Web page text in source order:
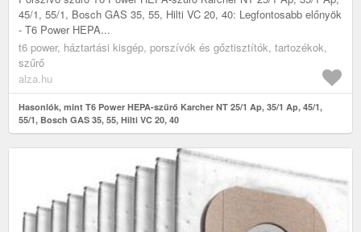
45/1, 55/1, Bosch GAS 35, 55, Hilti VC 20, 40: Legfontosabb előnyök
- T6 Power HEPA...
t6 power, háztartási kisgép, porszívók és gőztisztítók, tartozékok,
szűrő
alza.hu
Hasonlók, mint T6 Power HEPA-szűrő Karcher NT 25/1 Ap, 35/1 Ap, 45/1,
55/1, Bosch GAS 35, 55, Hilti VC 20, 40